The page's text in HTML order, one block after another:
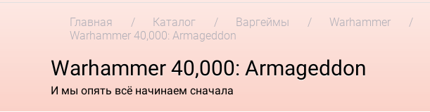
Главная Каталог Варгеймы Warhammer
Warhammer 40,000: Armageddon
Warhammer 40,000: Armageddon
И мы опять всё начинаем сначала